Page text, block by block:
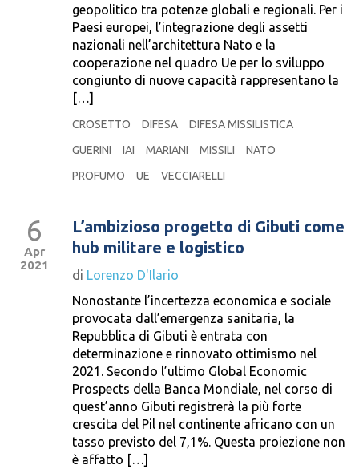
geopolitico tra potenze globali e regionali. Per i
Paesi europei, l’integrazione degli assetti
nazionali nell’architettura Nato e la
cooperazione nel quadro Ue per lo sviluppo
congiunto di nuove capacità rappresentano la
[…]
CROSETTO DIFESA
DIFESA MISSILISTICA
GUERINI
IAI MARIANI MISSILI
NATO
PROFUMO
UE VECCIARELLI
6
Apr
2021
L’ambizioso progetto di Gibuti come
hub militare e logistico
di Lorenzo D'Ilario
Nonostante l’incertezza economica e sociale
provocata dall’emergenza sanitaria, la
Repubblica di Gibuti è entrata con
determinazione e rinnovato ottimismo nel
2021. Secondo l’ultimo Global Economic
Prospects della Banca Mondiale, nel corso di
quest’anno Gibuti registrerà la più forte
crescita del Pil nel continente africano con un
tasso previsto del 7,1%. Questa proiezione non
è affatto […]